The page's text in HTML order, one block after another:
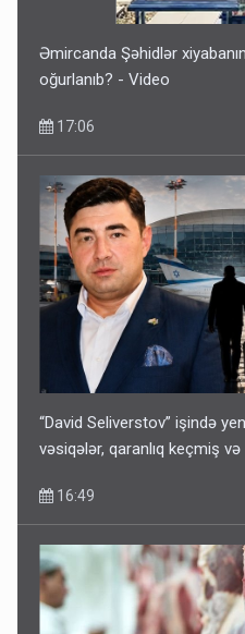
Əmircanda Şəhidlər
oğurlanıb? - Video
17:06
“David Seliverstov” işində
vəsiqələr, qaranlıq keçmiş
16:49